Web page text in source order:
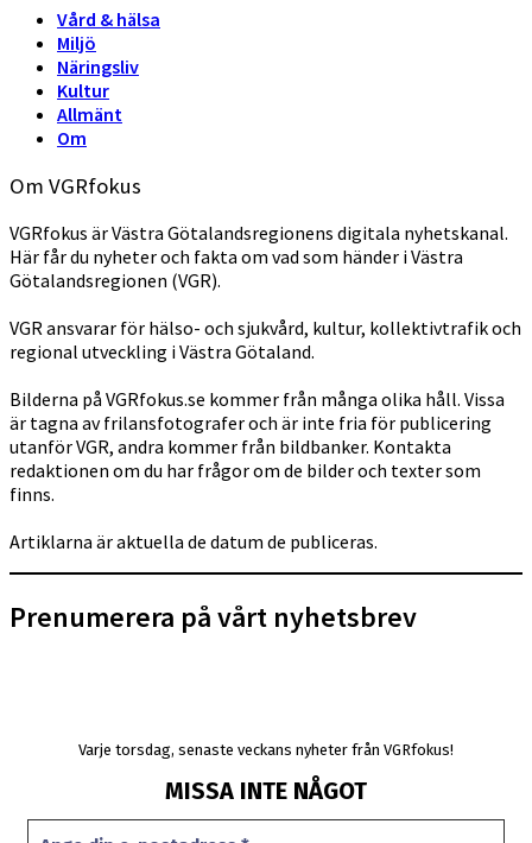
Vård & hälsa
Miljö
Näringsliv
Kultur
Allmänt
Om
Om VGRfokus
VGRfokus är Västra Götalandsregionens digitala nyhetskanal.
Här får du nyheter och fakta om vad som händer i Västra
Götalandsregionen (VGR).
VGR ansvarar för hälso- och sjukvård, kultur, kollektivtrafik och
regional utveckling i Västra Götaland.
Bilderna på VGRfokus.se kommer från många olika håll. Vissa
är tagna av frilansfotografer och är inte fria för publicering
utanför VGR, andra kommer från bildbanker. Kontakta
redaktionen om du har frågor om de bilder och texter som
finns.
Artiklarna är aktuella de datum de publiceras.
Prenumerera på vårt nyhetsbrev
Varje torsdag, senaste veckans nyheter från VGRfokus!
MISSA INTE NÅGOT